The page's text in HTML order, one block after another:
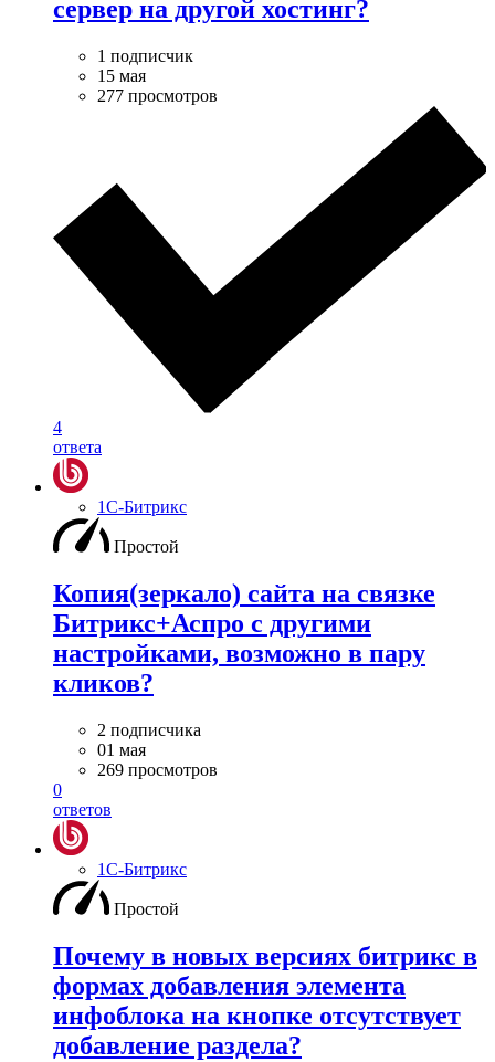
сервер на другой хостинг?
1 подписчик
15 мая
277 просмотров
4
ответа
1С-Битрикс
Простой
Копия(зеркало) сайта на связке
Битрикс+Аспро с другими
настройками, возможно в пару
кликов?
2 подписчика
01 мая
269 просмотров
0
ответов
1С-Битрикс
Простой
Почему в новых версиях битрикс в
формах добавления элемента
инфоблока на кнопке отсутствует
добавление раздела?